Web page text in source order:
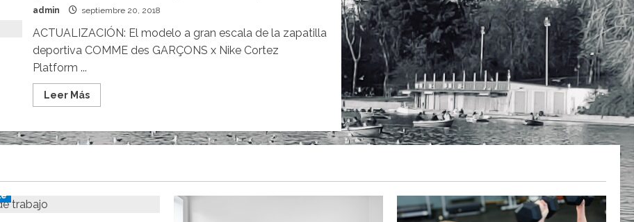
admin septiembre 20, 2018
ACTUALIZACIÓN: El modelo a gran escala de la zapatilla
deportiva COMME des GARÇONS x Nike Cortez
Platform ...
Leer MásLeer
más
Las
COMME
Nike